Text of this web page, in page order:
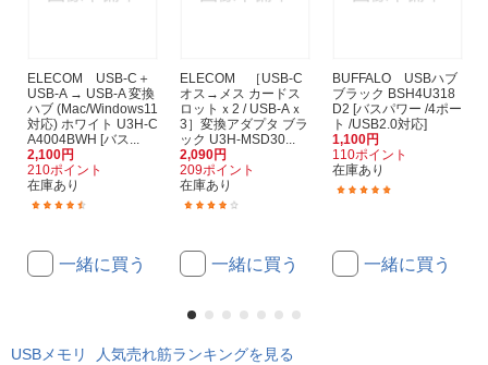
ELECOM USB-C＋
USB-A → USB-A 変換
ハブ (Mac/Windows11
対応) ホワイト U3H-C
A4004BWH [バス...
2,100円
210ポイント
在庫あり
一緒に買う
ELECOM ［USB-C
オス→メス カードス
ロットｘ2 / USB-Aｘ
3］変換アダプタ ブラ
ック U3H-MSD30...
2,090円
209ポイント
在庫あり
一緒に買う
BUFFALO USBハブ
ブラック BSH4U318
D2 [バスパワー /4ポー
ト /USB2.0対応]
1,100円
110ポイント
在庫あり
一緒に買う
USBメモリ 人気売れ筋ランキングを見る